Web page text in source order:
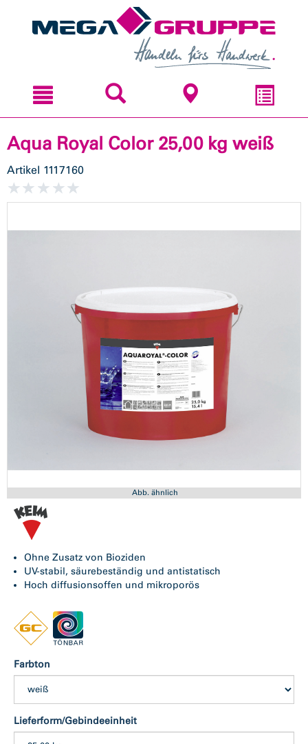
Aqua Royal Color 25,00 kg weiß
Artikel 1117160
Abb. ähnlich
Ohne Zusatz von Bioziden
UV-stabil, säurebeständig und antistatisch
Hoch diffusionsoffen und mikroporös
Farbton
Lieferform/Gebindeeinheit